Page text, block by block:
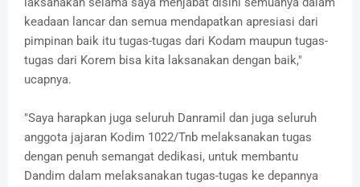
keadaan lancar dan semua mendapatkan apresiasi dari
pimpinan baik itu tugas-tugas dari Kodam maupun tugas-
tugas dari Korem bisa kita laksanakan dengan baik,"
ucapnya.
"Saya harapkan juga seluruh Danramil dan juga seluruh
anggota jajaran Kodim 1022/Tnb melaksanakan tugas
dengan penuh semangat dedikasi, untuk membantu
Dandim dalam melaksanakan tugas-tugas ke depannya